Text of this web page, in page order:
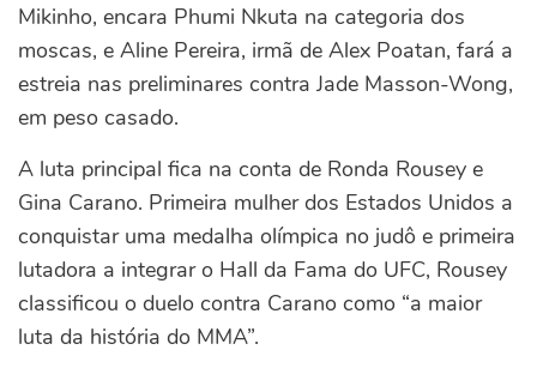
Mikinho, encara Phumi Nkuta na categoria dos
moscas, e Aline Pereira, irmã de Alex Poatan, fará a
estreia nas preliminares contra Jade Masson-Wong,
em peso casado.
A luta principal fica na conta de Ronda Rousey e
Gina Carano. Primeira mulher dos Estados Unidos a
conquistar uma medalha olímpica no judô e primeira
lutadora a integrar o Hall da Fama do UFC, Rousey
classificou o duelo contra Carano como “a maior
luta da história do MMA”.